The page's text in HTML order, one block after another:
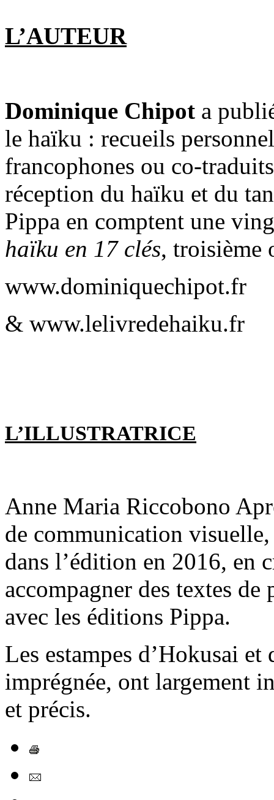
L’AUTEUR
Dominique Chipot a
le haïku : recueils
francophones ou co-
réception du haïku et du
Pippa en comptent une
haïku en 17 clés, troisième
www.dominiquechipot.fr
& www.lelivredehaiku.fr
L’ILLUSTRATRICE
Anne Maria Riccobono
de communication
dans l’édition en 2016, en
accompagner des textes
avec les éditions Pippa.
Les estampes d’Hokusai et
imprégnée, ont largement
et précis.